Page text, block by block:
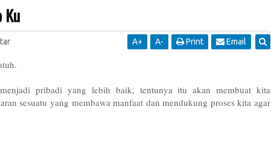
Ku
A+ A- Print Email
pribadi yang lebih baik, tentunya itu akan membuat kita
sesuatu yang membawa manfaat dan mendukung proses kita agar